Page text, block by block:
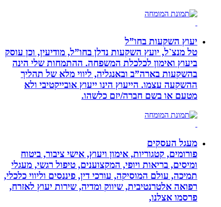
יעוץ השקעות בחו”ל
טל מנצ`ל, יועץ השקעות נדלן בחו”ל, מודיעין, וכן עוסק
ביעוץ ואימון לכלכלת המשפחה. ההתמחות שלי הינה
בהשקעות בארה”ב ובאנגליה, ליווי מלא של תהליך
ההשקעה עצמו. הייעוץ הינו ייעוץ אובייקטיבי ולא
מטעם או בשם חברה/יזם כלשהו.
מעגל העסקים
פורומים, קטגוריות, אימון ויעוץ, אישי ציבור, ביטוח
ומיסים, בריאות ויופי, המקצוענים, טיפול רגשי, מעגלי
תמיכה, עולם המוסיקה, עורכי דין, פיננסים וליווי כלכלי,
רפואה אלטרנטיבית, שיווק ומדיה, שירות יעוץ לאזרח,
פרסמו אצלנו,